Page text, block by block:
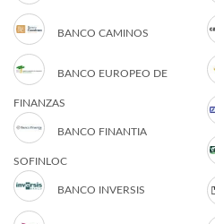
BANCO CAMINOS
BANCO EUROPEO DE
FINANZAS
BANCO FINANTIA
SOFINLOC
BANCO INVERSIS